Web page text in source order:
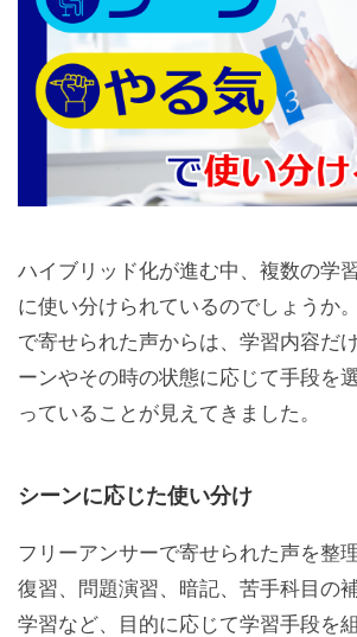
ハイブリッド化が進む中、複数の学
に使い分けられているのでしょうか
で寄せられた声からは、学習内容だ
ーンやその時の状態に応じて手段を
っていることが見えてきました。
シーンに応じた使い分け
フリーアンサーで寄せられた声を整
復習、問題演習、暗記、苦手科目の
学習など、目的に応じて学習手段を